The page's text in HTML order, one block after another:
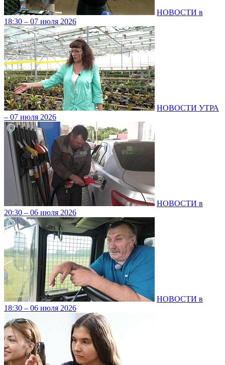
НОВОСТИ в
18:30 – 07 июля 2026
НОВОСТИ УТРА
– 07 июля 2026
НОВОСТИ в
20:30 – 06 июля 2026
НОВОСТИ в
18:30 – 06 июля 2026